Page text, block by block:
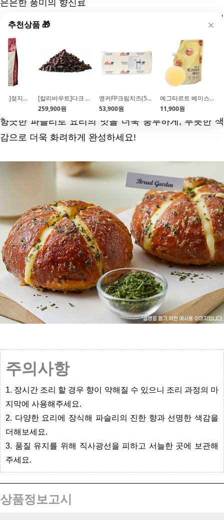
추천상품 🎁
[브레드가든]젖지않는슈가파우더(1kg)
[칼리바우트]다크 청크 (10kg\/벌크)
259,900원
앵커FP크림치즈(5kg\/벌크)
53,900원
에그타르트 베이스(1kg\/냉동생지)
11,900원
은은한 풍미의 향신료
· 푸릇한 색감이 살아있어 장식용으로 사용하기 좋은 건
· 14kg 대용량 상품으로 사용량이 많은 분들도 넉넉하게
사용하실 수 있어요!
MD's 팁
향긋한 파슬리로 요리의 맛을 더욱 풍부하게, 푸릇한 색
감으로 더욱 화려하게 완성하세요!
주의사항
1. 장시간 조리 할 경우 향이 약해질 수 있으니 조리 과정의 마
지막에 사용해주세요.
2. 다양한 요리에 장식해 파슬리의 진한 향과 선명한 색감을
더해보세요.
3. 품질 유지를 위해 직사광선을 피하고 서늘한 곳에 보관해
주세요.
상품정보고시